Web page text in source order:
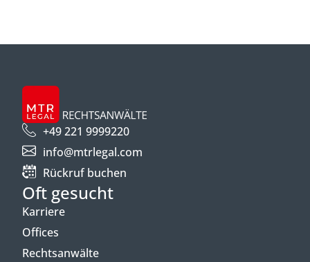
+49 221 9999220
info@mtrlegal.com
Rückruf buchen
Oft gesucht
Karriere
Offices
Rechtsanwälte